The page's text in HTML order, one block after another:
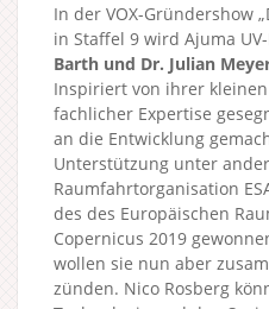
In der VOX-Gründershow
in Staffel 9 wird Ajuma
Barth und Dr. Julian
Inspiriert von ihrer
fachlicher Expertise
an die Entwicklung
Unterstützung unter
Raumfahrtorganisation
des des Europäischen
Copernicus 2019
wollen sie nun aber
zünden. Nico Rosberg